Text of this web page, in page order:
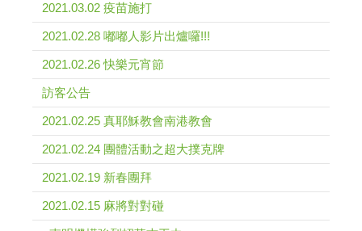
2021.03.02 疫苗施打
2021.02.28 嘟嘟人影片出爐囉!!!
2021.02.26 快樂元宵節
訪客公告
2021.02.25 真耶穌教會南港教會
2021.02.24 團體活動之超大撲克牌
2021.02.19 新春團拜
2021.02.15 麻將對對碰